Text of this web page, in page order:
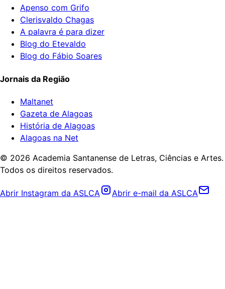
Apenso com Grifo
Clerisvaldo Chagas
A palavra é para dizer
Blog do Etevaldo
Blog do Fábio Soares
Jornais da Região
Maltanet
Gazeta de Alagoas
História de Alagoas
Alagoas na Net
© 2026 Academia Santanense de Letras, Ciências e Artes.
Todos os direitos reservados.
Abrir Instagram da ASLCA Abrir e-mail da ASLCA